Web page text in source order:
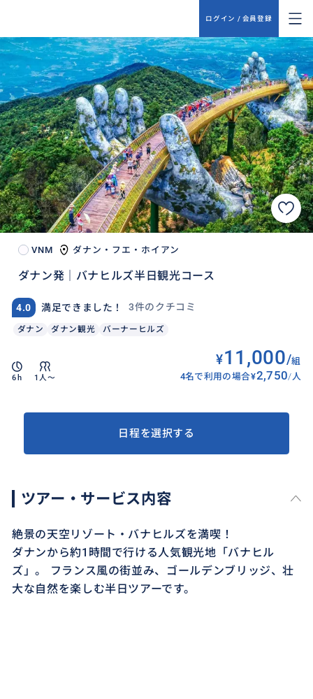
ログイン / 会員登録
VNM ダナン・フエ・ホイアン
ダナン発｜バナヒルズ半日観光コース
4.0 満足できました！ 3件のクチコミ
ダナン ダナン観光 バーナーヒルズ
6h 1人〜
¥11,000/組
4名で利用の場合¥2,750/人
日程を選択する
ツアー・サービス内容
絶景の天空リゾート・バナヒルズを満喫！
ダナンから約1時間で行ける人気観光地「バナヒル
ズ」。 フランス風の街並み、ゴールデンブリッジ、壮
大な自然を楽しむ半日ツアーです。